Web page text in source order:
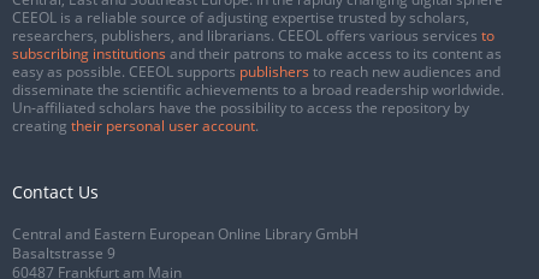
CEEOL is a reliable source of adjusting expertise trusted by scholars,
researchers, publishers, and librarians. CEEOL offers various services to
subscribing institutions and their patrons to make access to its content as
easy as possible. CEEOL supports publishers to reach new audiences and
disseminate the scientific achievements to a broad readership worldwide.
Un-affiliated scholars have the possibility to access the repository by
creating their personal user account.
Contact Us
Central and Eastern European Online Library GmbH
Basaltstrasse 9
60487 Frankfurt am Main